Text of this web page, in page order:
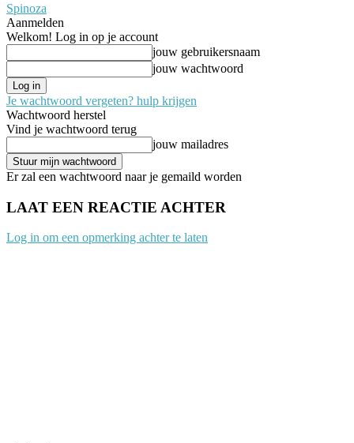
Spinoza
Aanmelden
Welkom! Log in op je account
jouw gebruikersnaam
jouw wachtwoord
Je wachtwoord vergeten? hulp krijgen
Wachtwoord herstel
Vind je wachtwoord terug
jouw mailadres
Er zal een wachtwoord naar je gemaild worden
LAAT EEN REACTIE ACHTER
Log in om een opmerking achter te laten